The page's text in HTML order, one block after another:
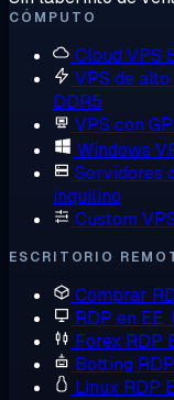
CÓMPUTO
Cloud VPS
VPS de
DDR5
VPS con
Windows
Servidores
inquilino
Custom
ESCRITORIO
Comprar
RDP en EE.
Forex RDP
Botting RDP
Linux RDP